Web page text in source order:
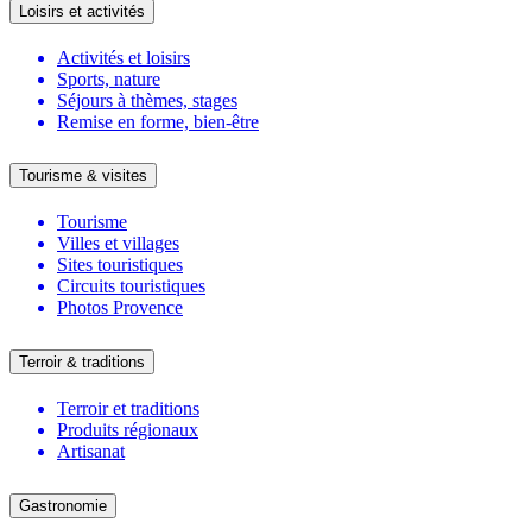
Loisirs et activités
Activités et loisirs
Sports, nature
Séjours à thèmes, stages
Remise en forme, bien-être
Tourisme & visites
Tourisme
Villes et villages
Sites touristiques
Circuits touristiques
Photos Provence
Terroir & traditions
Terroir et traditions
Produits régionaux
Artisanat
Gastronomie